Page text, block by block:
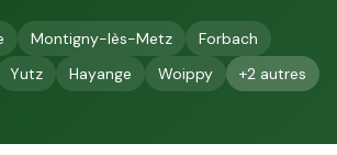
Montigny-lès-Metz
Forbach
Yutz Hayange Woippy +2 autres